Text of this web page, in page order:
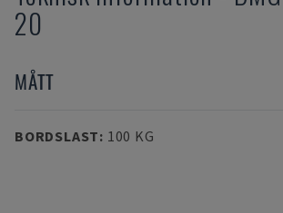
20
MÅTT
BORDSLAST: 100 KG